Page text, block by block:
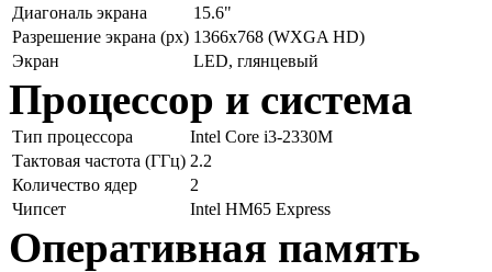
Диагональ экрана
15.6"
Разрешение экрана (px) 1366x768 (WXGA HD)
Экран
LED, глянцевый
Процессор и система
Тип процессора
Intel Core i3-2330M
Тактовая частота (ГГц) 2.2
Количество ядер
2
Чипсет
Intel HM65 Express
Оперативная память